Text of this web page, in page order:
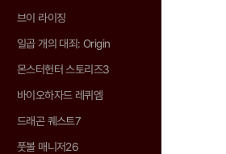
브이 라이징
일곱 개의 대죄: Origin
몬스터헌터 스토리즈3
바이오하자드 레퀴엠
드래곤 퀘스트7
풋볼 매니저26